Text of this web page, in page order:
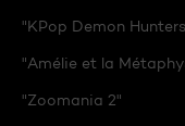
"KPop Demon
"Amélie et la
"Zoomania 2"